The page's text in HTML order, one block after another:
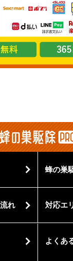
蜂の巣
れ 対応エ
よくあ